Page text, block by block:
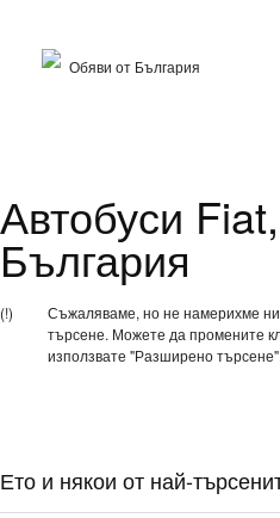
Обяви от България
Автобуси
България
(!)
Съжаляваме, но не намерихме
търсене. Можете да промените
използвате "Разширено търсене".
Ето и някои от най-